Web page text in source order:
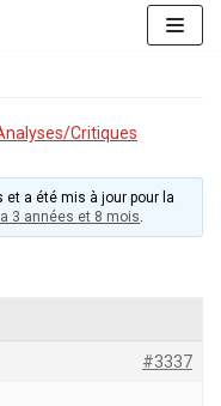
Analyses/Critiques
a été mis à jour pour la
3 années et 8 mois.
#3337